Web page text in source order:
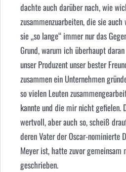
dachte auch darüber nach, wie
zusammenzuarbeiten, die sie
sie „so lange“ immer nur das
Grund, warum ich überhaupt
unser Produzent unser bester
zusammen ein Unternehmen
so vielen Leuten
kannte und die mir nicht gefielen.
wertvoll, aber auch so, scheiß
deren Vater der Oscar-nominierte
Meyer ist, hatte zuvor gemeinsam
geschrieben.